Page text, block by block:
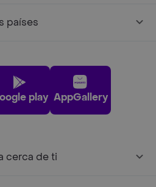
países
play AppGallery
cerca de ti